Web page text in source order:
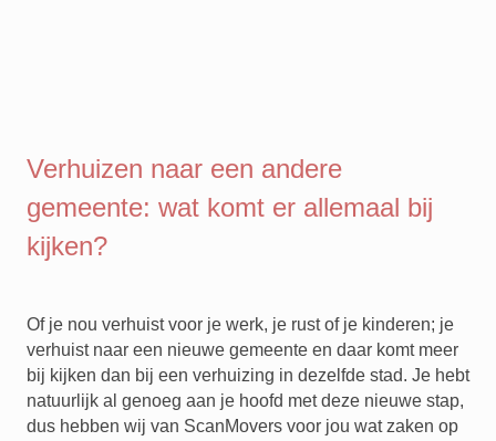
Verhuizen naar een andere
gemeente: wat komt er allemaal bij
kijken?
Of je nou verhuist voor je werk, je rust of je kinderen; je
verhuist naar een nieuwe gemeente en daar komt meer
bij kijken dan bij een verhuizing in dezelfde stad. Je hebt
natuurlijk al genoeg aan je hoofd met deze nieuwe stap,
dus hebben wij van ScanMovers voor jou wat zaken op